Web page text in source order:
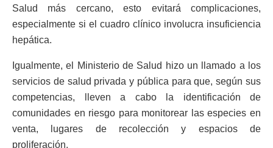
Salud más cercano, esto evitará complicaciones,
especialmente si el cuadro clínico involucra insuficiencia
hepática.
Igualmente, el Ministerio de Salud hizo un llamado a los
servicios de salud privada y pública para que, según sus
competencias, lleven a cabo la identificación de
comunidades en riesgo para monitorear las especies en
venta, lugares de recolección y espacios de
proliferación.